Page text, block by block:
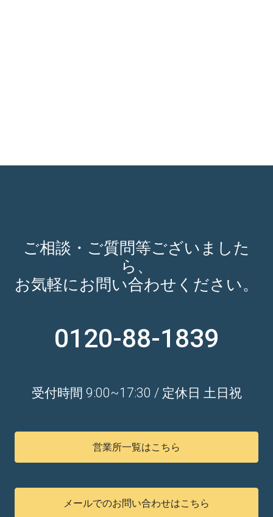
ご相談・ご質問等ございました
ら、
お気軽にお問い合わせください。
0120-88-1839
受付時間 9:00~17:30 / 定休日 土日祝
営業所一覧はこちら
メールでのお問い合わせはこちら